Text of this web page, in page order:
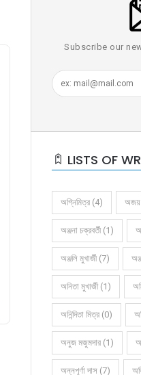
Subscribe our
LISTS OF
অগ্নিমিত্র (4) অজয়
অঞ্জনা চক্রবর্তী (1)
অঞ্জলি মুখার্জী (7)
অনিতা মুখার্জী (1)
অনিন্দিতা মিত্র (0)
অনুজ মজুমদার (1)
অন্নপূর্ণা দাস (7)